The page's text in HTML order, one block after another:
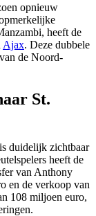
opnieuw
heeft de
Ajax. Deze dubbele
de Noord-
St.
is duidelijk zichtbaar
heeft de
van Anthony
en de verkoop van
108 miljoen euro,